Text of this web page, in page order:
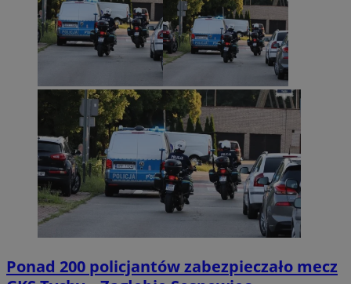
Ponad 200 policjantów zabezpieczało mecz